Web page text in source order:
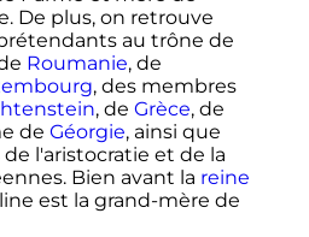
De plus, on retrouve
au trône de
Roumanie, de
, des membres
, de Grèce, de
de Géorgie, ainsi que
l'aristocratie et de la
Bien avant la reine
est la grand-mère de